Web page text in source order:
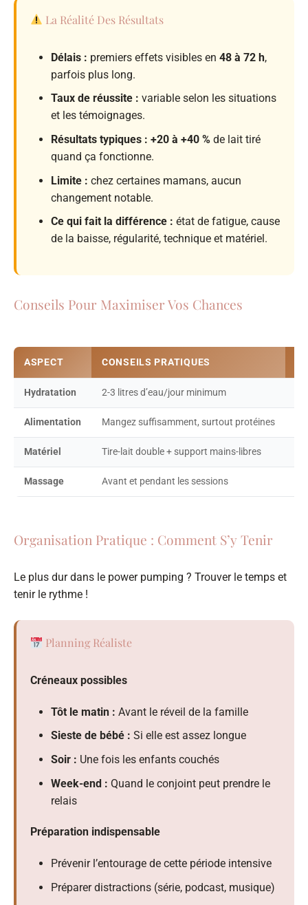
La Réalité Des Résultats
Délais : premiers effets visibles en 48 à 72 h,
parfois plus long.
Taux de réussite : variable selon les situations
et les témoignages.
Résultats typiques : +20 à +40 % de lait tiré
quand ça fonctionne.
Limite : chez certaines mamans, aucun
changement notable.
Ce qui fait la différence : état de fatigue, cause
de la baisse, régularité, technique et matériel.
Conseils Pour Maximiser Vos Chances
ASPECT CONSEILS PRATIQUES
Hydratation 2-3 litres d’eau/jour minimum
Alimentation Mangez suffisamment, surtout protéines
Matériel Tire-lait double + support mains-libres
Massage Avant et pendant les sessions
Organisation Pratique : Comment S’y Tenir
Le plus dur dans le power pumping ? Trouver le temps et
tenir le rythme !
Planning Réaliste
Créneaux possibles
Tôt le matin : Avant le réveil de la famille
Sieste de bébé : Si elle est assez longue
Soir : Une fois les enfants couchés
Week-end : Quand le conjoint peut prendre le
relais
Préparation indispensable
Prévenir l’entourage de cette période intensive
Préparer distractions (série, podcast, musique)